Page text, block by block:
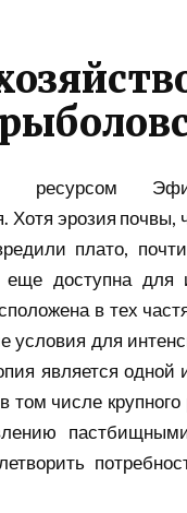
ресурсом
Хотя эрозия
плато,
доступна для
в тех
условия для
является одной
числе крупного